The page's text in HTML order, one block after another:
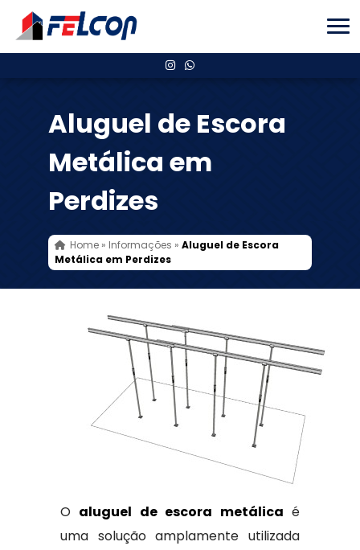
Aluguel de Escora
Metálica em
Perdizes
Home» Informações » Aluguel de Escora
Metálica em Perdizes
O aluguel de escora metálica é
uma solução amplamente utilizada